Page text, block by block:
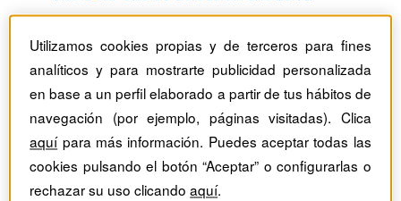
Top Employers selección exclusiva
Hemeroteca
Monográficos
Dossieres
Revistas del mes
Utilizamos cookies propias y de terceros para fines
analíticos y para mostrarte publicidad personalizada
en base a un perfil elaborado a partir de tus hábitos de
navegación (por ejemplo, páginas visitadas). Clica
aquípara más información. Puedes aceptar todas las
cookies pulsando el botón “Aceptar” o configurarlas o
rechazar su uso clicandoaquí.